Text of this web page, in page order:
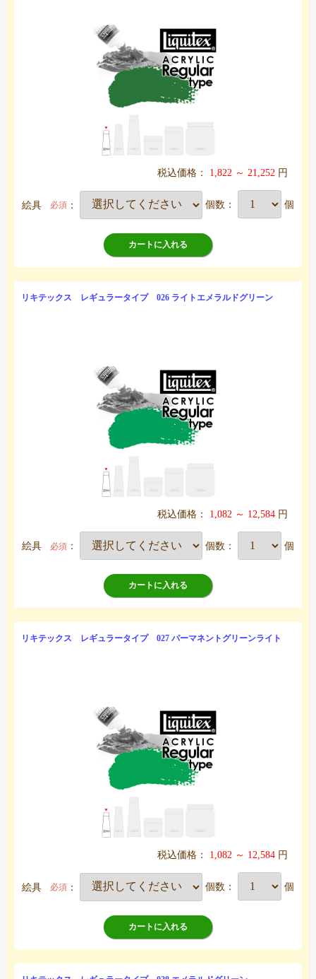
税込価格： 1,822 ～ 21,252 円
絵具 必須 ： 個数： 個
カートに入れる
リキテックス レギュラータイプ 026 ライトエメラルドグリーン
税込価格： 1,082 ～ 12,584 円
絵具 必須 ： 個数： 個
カートに入れる
リキテックス レギュラータイプ 027 パーマネントグリーンライト
税込価格： 1,082 ～ 12,584 円
絵具 必須 ： 個数： 個
カートに入れる